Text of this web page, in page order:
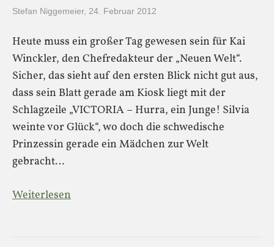
Stefan Niggemeier, 24. Februar 2012
Heute muss ein großer Tag gewesen sein für Kai
Winckler, den Chefredakteur der „Neuen Welt“.
Sicher, das sieht auf den ersten Blick nicht gut aus,
dass sein Blatt gerade am Kiosk liegt mit der
Schlagzeile „VICTORIA – Hurra, ein Junge! Silvia
weinte vor Glück“, wo doch die schwedische
Prinzessin gerade ein Mädchen zur Welt
gebracht…
Weiterlesen